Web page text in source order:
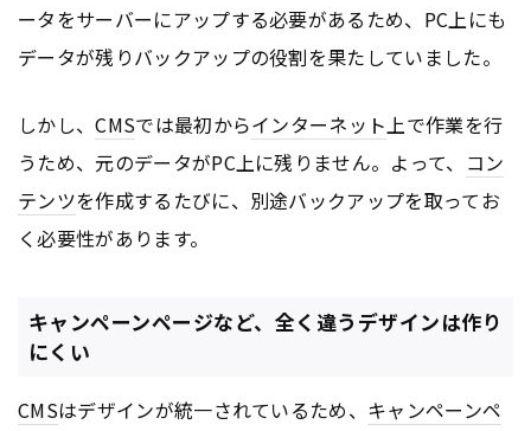
ータをサーバーにアップする必要があるため、PC上にも
データが残りバックアップの役割を果たしていました。
しかし、CMSでは最初からインターネット上で作業を行
うため、元のデータがPC上に残りません。よって、 コン
テンツを作成するたびに、別途バックアップを取ってお
く必要性があります。
キャンペーンページなど、全く違うデザインは作り
にくい
CMSはデザインが統一されているため、 キャンペーンペ